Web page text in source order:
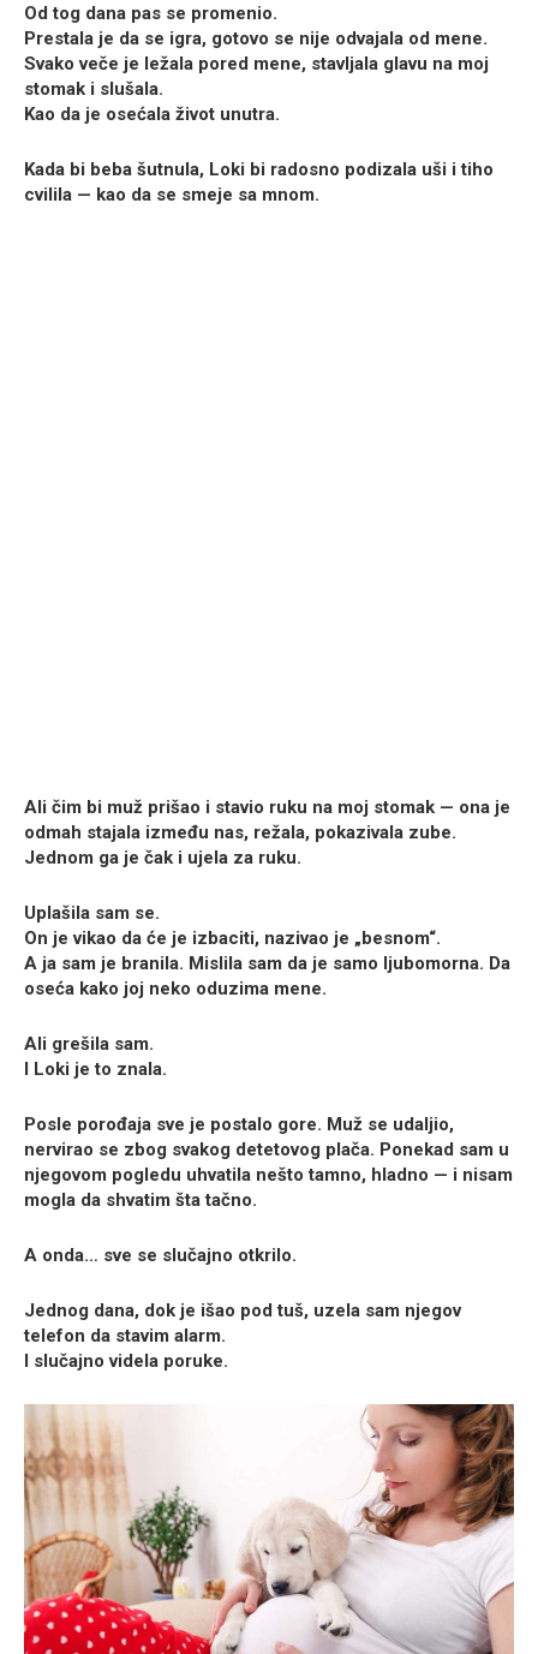
Od tog dana pas se promenio.
Prestala je da se igra, gotovo se nije odvajala od mene.
Svako veče je ležala pored mene, stavljala glavu na moj
stomak i slušala.
Kao da je osećala život unutra.
Kada bi beba šutnula, Loki bi radosno podizala uši i tiho
cvilila — kao da se smeje sa mnom.
Ali čim bi muž prišao i stavio ruku na moj stomak — ona je
odmah stajala između nas, režala, pokazivala zube.
Jednom ga je čak i ujela za ruku.
Uplašila sam se.
On je vikao da će je izbaciti, nazivao je „besnom“.
A ja sam je branila. Mislila sam da je samo ljubomorna. Da
oseća kako joj neko oduzima mene.
Ali grešila sam.
I Loki je to znala.
Posle porođaja sve je postalo gore. Muž se udaljio,
nervirao se zbog svakog detetovog plača. Ponekad sam u
njegovom pogledu uhvatila nešto tamno, hladno — i nisam
mogla da shvatim šta tačno.
A onda… sve se slučajno otkrilo.
Jednog dana, dok je išao pod tuš, uzela sam njegov
telefon da stavim alarm.
I slučajno videla poruke.